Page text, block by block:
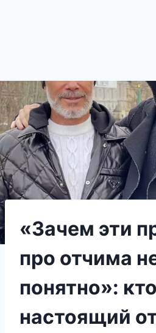
«Зачем эти
про отчима
понятно»: кто
настоящий